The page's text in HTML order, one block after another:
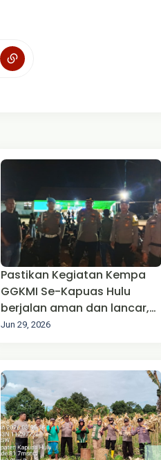
Pastikan Kegiatan Kempa
GGKMI Se-Kapuas Hulu
berjalan aman dan lancar,
Polsek Putussibau Selatan
Jun 29, 2026